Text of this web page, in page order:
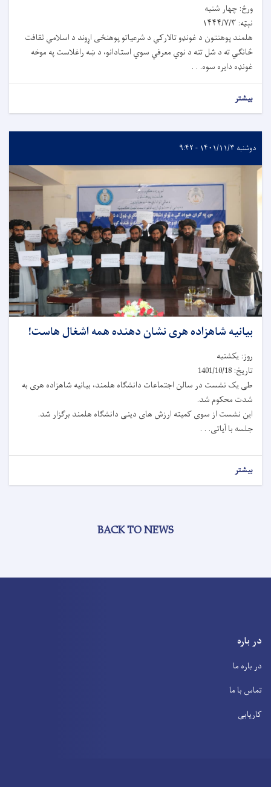
ورځ: چهار شنبه
نېټه: ۱۴۴۴/۷/۳
هلمند پوهنتون د غونډو تالارکي د شرعیاتو پوهنځی اړوند د اسلامي ثقافت
څانګي ته د شل تنه د نوي معرفي سوي استادانو، د ښه راغلاست په موخه
غونډه دایره سوه. . .
بیشتر
دوشنبه ۱۴۰۱/۱۱/۳ - ۹:۴۲
بیانیه شاهزاده هری نشان دهنده همه اشغال هاست!
روز: یکشنبه
تاریخ: 1401/10/18
طی یک نشست در سالن اجتماعات دانشگاه هلمند، بیانیه شاهزاده هری به
شدت محکوم شد.
این نشست از سوی کمیته ارزش های دینی دانشگاه هلمند برگزار شد.
جلسه با آیاتی. . .
بیشتر
BACK TO NEWS
در باره
در باره ما
تماس با ما
کاریابی